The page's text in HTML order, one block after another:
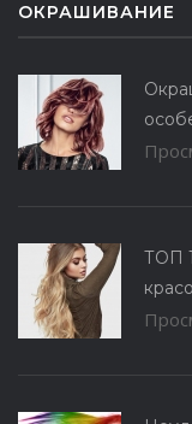
ОКРАШИВАНИЕ
ТОП